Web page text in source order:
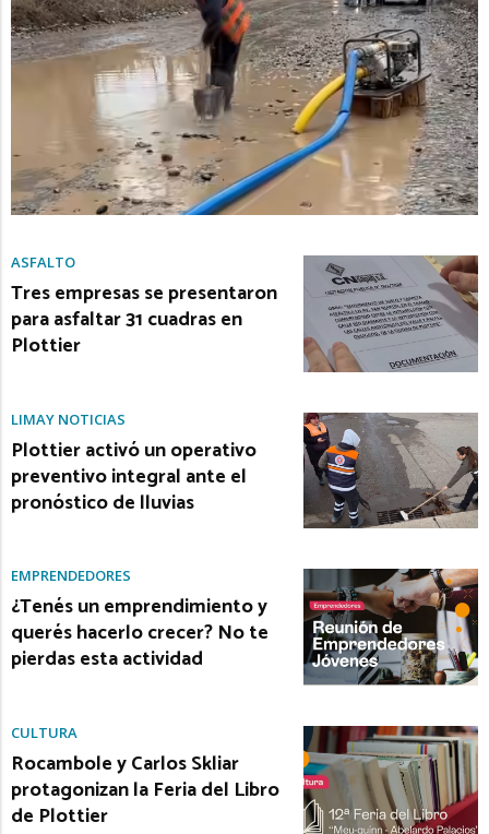
ASFALTO
Tres empresas se presentaron
para asfaltar 31 cuadras en
Plottier
LIMAY NOTICIAS
Plottier activó un operativo
preventivo integral ante el
pronóstico de lluvias
EMPRENDEDORES
¿Tenés un emprendimiento y
querés hacerlo crecer? No te
pierdas esta actividad
CULTURA
Rocambole y Carlos Skliar
protagonizan la Feria del Libro
de Plottier